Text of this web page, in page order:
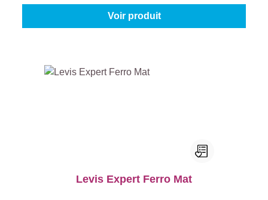
Voir produit
Levis Expert Ferro Mat